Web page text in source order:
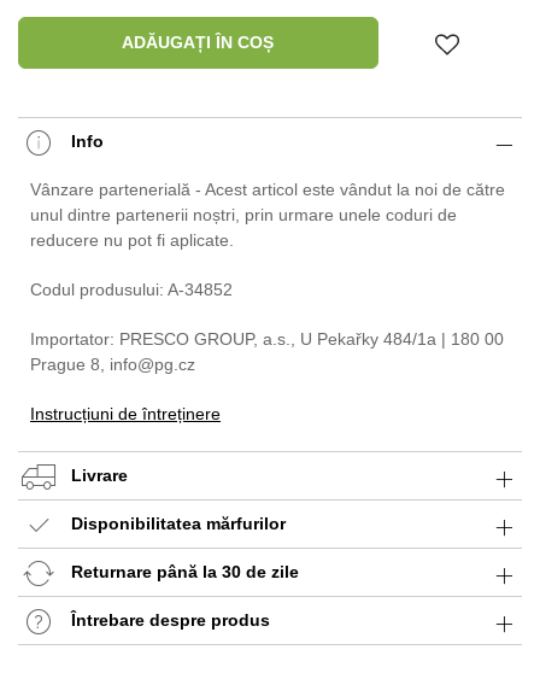
ADĂUGAȚI ÎN COȘ
Info
Vânzare partenerială - Acest articol este vândut la noi de către
unul dintre partenerii noștri, prin urmare unele coduri de
reducere nu pot fi aplicate.
Codul produsului: A-34852
Importator: PRESCO GROUP, a.s., U Pekařky 484/1a | 180 00
Prague 8, info@pg.cz
Instrucțiuni de întreținere
Livrare
Disponibilitatea mărfurilor
Returnare până la 30 de zile
Întrebare despre produs